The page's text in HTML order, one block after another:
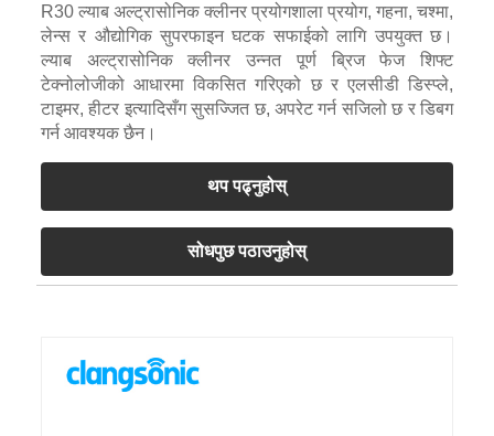
R30 ल्याब अल्ट्रासोनिक क्लीनर प्रयोगशाला प्रयोग, गहना, चश्मा,
लेन्स र औद्योगिक सुपरफाइन घटक सफाईको लागि उपयुक्त छ।
ल्याब अल्ट्रासोनिक क्लीनर उन्नत पूर्ण ब्रिज फेज शिफ्ट
टेक्नोलोजीको आधारमा विकसित गरिएको छ र एलसीडी डिस्प्ले,
टाइमर, हीटर इत्यादिसँग सुसज्जित छ, अपरेट गर्न सजिलो छ र डिबग
गर्न आवश्यक छैन।
थप पढ्नुहोस्
सोधपुछ पठाउनुहोस्